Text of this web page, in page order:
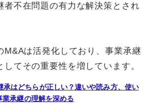
者不在問題の有力な解決策とされ
M&Aは活発化しており、事業承継
てその重要性を増しています。
承はどちらが正しい？違いや読み方、使い
承継の理解を深める